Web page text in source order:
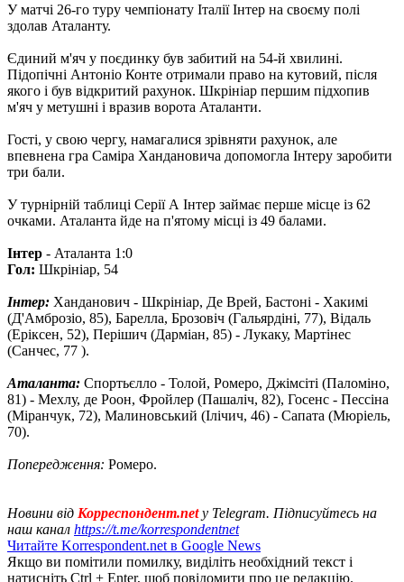
У матчі 26-го туру чемпіонату Італії Інтер на своєму полі
здолав Аталанту.
Єдиний м'яч у поєдинку був забитий на 54-й хвилині.
Підопічні Антоніо Конте отримали право на кутовий, після
якого і був відкритий рахунок. Шкрініар першим підхопив
м'яч у метушні і вразив ворота Аталанти.
Гості, у свою чергу, намагалися зрівняти рахунок, але
впевнена гра Саміра Хандановича допомогла Інтеру заробити
три бали.
У турнірній таблиці Серії А Інтер займає перше місце із 62
очками. Аталанта йде на п'ятому місці із 49 балами.
Інтер - Аталанта 1:0
Гол: Шкрініар, 54
Інтер: Ханданович - Шкрініар, Де Врей, Бастоні - Хакимі
(Д'Амброзіо, 85), Барелла, Брозовіч (Гальярдіні, 77), Відаль
(Еріксен, 52), Перішич (Дарміан, 85) - Лукаку, Мартінес
(Санчес, 77 ).
Аталанта: Спортьєлло - Толой, Ромеро, Джімсіті (Паломіно,
81) - Мехлу, де Роон, Фройлер (Пашаліч, 82), Госенс ​​- Пессіна
(Міранчук, 72), Малиновський (Ілічич, 46) - Сапата (Мюріель,
70).
Попередження: Ромеро.
Новини від Корреспондент.netу Telegram. Підписуйтесь на
наш канал https://t.me/korrespondentnet
Читайте Korrespondent.net в Google News
Якщо ви помітили помилку, виділіть необхідний текст і
натисніть Ctrl + Enter, щоб повідомити про це редакцію.